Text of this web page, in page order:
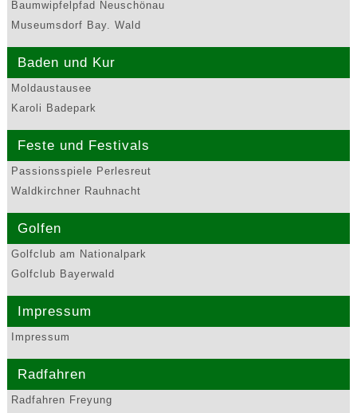
Baumwipfelpfad Neuschönau
Museumsdorf Bay. Wald
Baden und Kur
Moldaustausee
Karoli Badepark
Feste und Festivals
Passionsspiele Perlesreut
Waldkirchner Rauhnacht
Golfen
Golfclub am Nationalpark
Golfclub Bayerwald
Impressum
Impressum
Radfahren
Radfahren Freyung